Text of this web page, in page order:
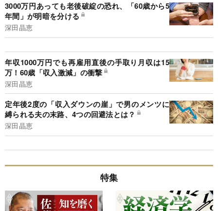
3000万円あっても老後破綻の恐れ、「60歳から5
年間」が明暗を分ける
深田晶恵
年収1000万円でも再雇用直後の手取り月収は15
万！60歳「収入激減」の衝撃
深田晶恵
定年後2度の「収入ダウンの崖」で男のメンツに
縛られる夫の末路、4つの回避法とは？
深田晶恵
特集